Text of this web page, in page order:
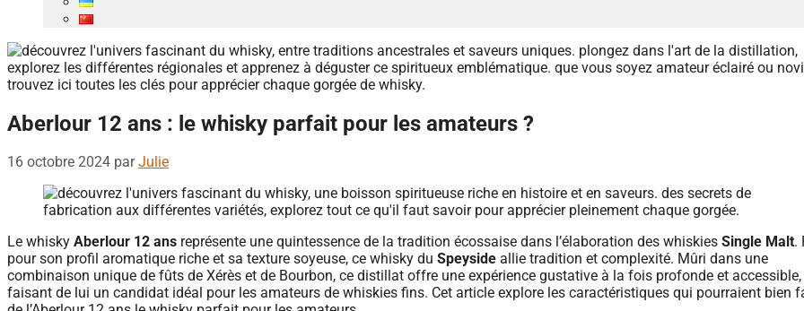
Aberlour 12 ans : le whisky parfait pour les amateurs ?
16 octobre 2024 parJulie
Le whisky Aberlour 12 ans représente une quintessence de la tradition écossaise dans l’élaboration des whiskies Single Malt.
pour son profil aromatique riche et sa texture soyeuse, ce whisky du Speyside allie tradition et complexité. Mûri dans une
combinaison unique de fûts de Xérès et de Bourbon, ce distillat offre une expérience gustative à la fois profonde et accessible,
faisant de lui un candidat idéal pour les amateurs de whiskies fins. Cet article explore les caractéristiques qui pourraient bien